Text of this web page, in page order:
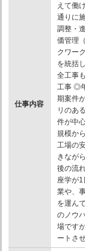
仕事内容
えて働
通りに
調整・
価管理
クワー
を統括
全工事
工事 ◎
期案件
リのあ
件が中
規模か
工場の
きなが
後の流
座学が
業や、
を運ん
のノウ
場です
ートさ